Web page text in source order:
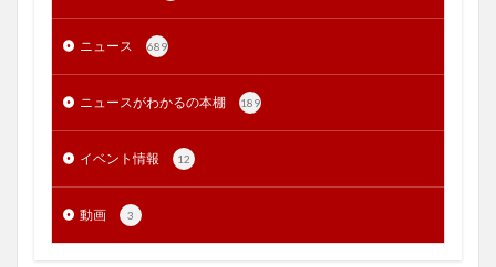
ニュース 689
ニュースがわかるの本棚 189
イベント情報 12
動画 3